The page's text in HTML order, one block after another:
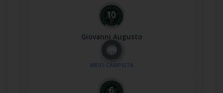
Giovanni Augusto
Nº
10
MEIO-CAMPISTA